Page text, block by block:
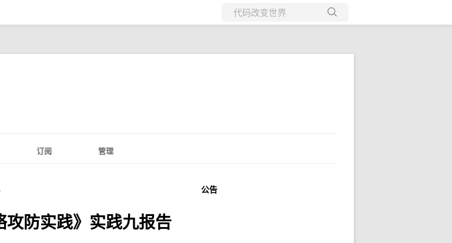
当前博客
订阅 管理
防实践》实践九报告
公告